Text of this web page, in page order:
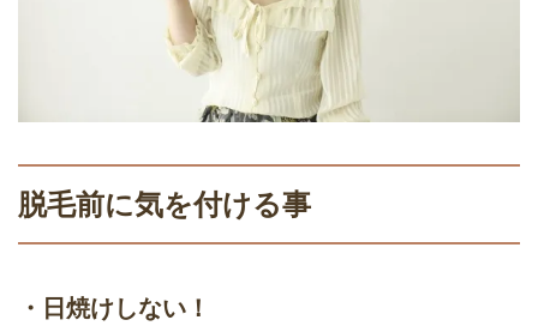
す！おすすめの理由６つ
ンおすすめはどっち？
ケノンの照射後に残ったムダ毛は剃った
す！おすすめの理由６つ
脱毛前に気を付ける事
・日焼けしない！